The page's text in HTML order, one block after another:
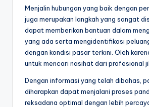
Menjalin hubungan yang baik dengan
juga merupakan langkah yang sangat
dapat memberikan bantuan dalam
yang ada serta mengidentifikasi
dengan kondisi pasar terkini. Oleh
untuk mencari nasihat dari profesional
Dengan informasi yang telah dibahas,
diharapkan dapat menjalani proses
reksadana optimal dengan lebih